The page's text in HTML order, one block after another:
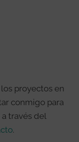
proyectos en
conmigo para
través del
.